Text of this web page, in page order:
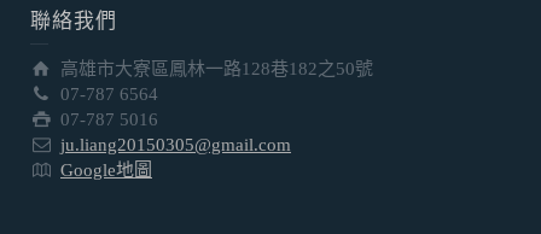
聯絡我們
高雄市大寮區鳳林一路128巷182之50號
07-787 6564
07-787 5016
ju.liang20150305@gmail.com
Google地圖